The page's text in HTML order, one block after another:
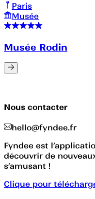
Paris
Musée
Musée Rodin
Nous contacter
hello@fyndee.fr
Fyndee est
découvrir de
s’amusant !
Clique pour